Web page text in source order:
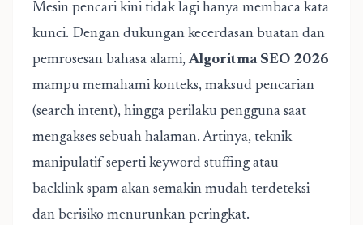
Mesin pencari kini tidak lagi hanya membaca kata
kunci. Dengan dukungan kecerdasan buatan dan
pemrosesan bahasa alami,Algoritma SEO 2026
mampu memahami konteks, maksud pencarian
(search intent), hingga perilaku pengguna saat
mengakses sebuah halaman. Artinya, teknik
manipulatif seperti keyword stuffing atau
backlink spam akan semakin mudah terdeteksi
dan berisiko menurunkan peringkat.